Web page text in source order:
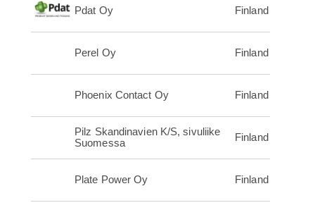
Pdat Oy Finland
Perel Oy Finland
Phoenix Contact Oy Finland
Pilz Skandinavien K/S, sivuliike
Suomessa
Finland
Plate Power Oy Finland